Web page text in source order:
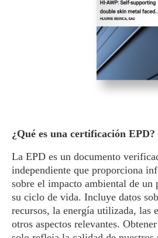
¿Qué es una certificación EPD?
La EPD es un documento
independiente que proporciona
sobre el impacto ambiental de un
su ciclo de vida. Incluye datos
recursos, la energía utilizada, las
otros aspectos relevantes.